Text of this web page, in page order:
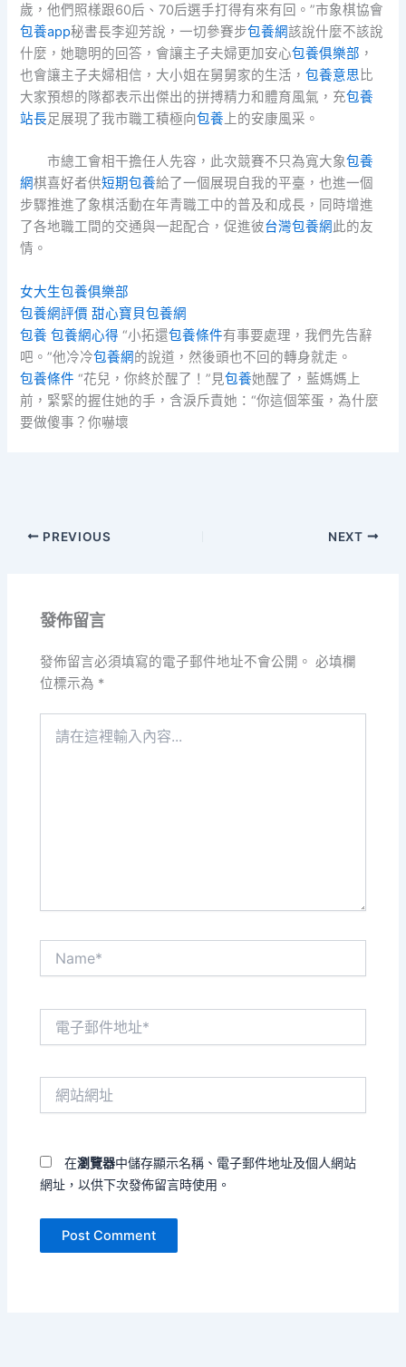
歲，他們照樣跟60后、70后選手打得有來有回。”市象棋協會
包養app秘書長李迎芳說，一切參賽步包養網該說什麼不該說
什麼，她聰明的回答，會讓主子夫婦更加安心包養俱樂部 ，
也會讓主子夫婦相信，大小姐在舅舅家的生活，包養意思比
大家預想的隊都表示出傑出的拼搏精力和體育風氣，充包養
站長足展現了我市職工積極向包養 上的安康風采。
市總工會相干擔任人先容，此次競賽不只為寬大象包養
網棋喜好者供短期包養給了一個展現自我的平臺，也進一個
步驟推進了象棋活動在年青職工中的普及和成長，同時增進
了各地職工間的交通與一起配合，促進彼台灣包養網 此的友
情。
女大生包養俱樂部
包養網評價 甜心寶貝包養網
包養 包養網心得 “小拓還包養條件有事要處理，我們先告辭
吧。”他冷冷包養網的說道，然後頭也不回的轉身就走。
包養條件 “花兒，你終於醒了！”見包養她醒了，藍媽媽上
前，緊緊的握住她的手，含淚斥責她：“你這個笨蛋，為什麼
要做傻事？你嚇壞
PREVIOUS NEXT
發佈留言
發佈留言必須填寫的電子郵件地址不會公開。 必填欄
位標示為 *
在瀏覽器中儲存顯示名稱、電子郵件地址及個人網站
網址，以供下次發佈留言時使用。